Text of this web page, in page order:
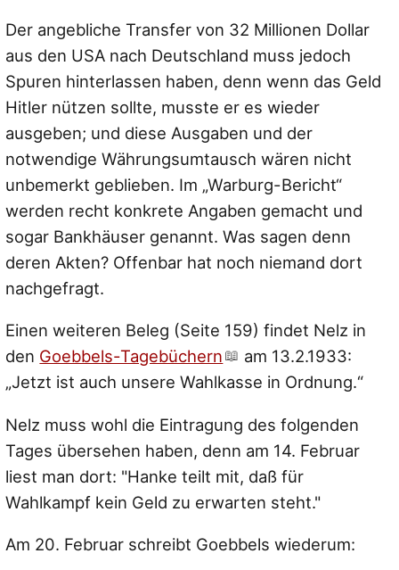
Der angebliche Transfer von 32 Millionen Dollar
aus den USA nach Deutschland muss jedoch
Spuren hinterlassen haben, denn wenn das Geld
Hitler nützen sollte, musste er es wieder
ausgeben; und diese Ausgaben und der
notwendige Währungsumtausch wären nicht
unbemerkt geblieben. Im „Warburg-Bericht“
werden recht konkrete Angaben gemacht und
sogar Bankhäuser genannt. Was sagen denn
deren Akten? Offenbar hat noch niemand dort
nachgefragt.
Einen weiteren Beleg (Seite 159) findet Nelz in
den Goebbels-Tagebüchern
am 13.2.1933:
„Jetzt ist auch unsere Wahlkasse in Ordnung.“
Nelz muss wohl die Eintragung des folgenden
Tages übersehen haben, denn am 14. Februar
liest man dort: "Hanke teilt mit, daß für
Wahlkampf kein Geld zu erwarten steht."
Am 20. Februar schreibt Goebbels wiederum: